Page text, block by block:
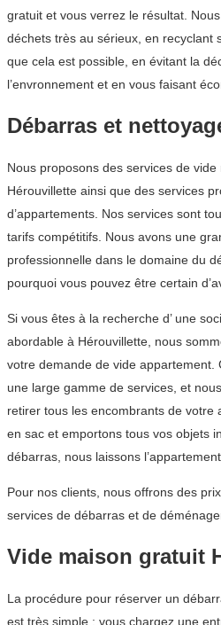
gratuit et vous verrez le résultat.
déchets très au sérieux, en recyclant
que cela est possible, en évitant la
l’envronnement et en vous faisant
Débarras et
Nous proposons des services de
Hérouvillette ainsi que des services
d’appartements. Nos services sont
tarifs compétitifs. Nous avons une
professionnelle dans le domaine du
pourquoi vous pouvez être certain
Si vous êtes à la recherche d’ une
abordable à Hérouvillette, nous
votre demande de vide appartement.
une large gamme de services, et
retirer tous les encombrants de votre
en sac et emportons tous vos objets
débarras, nous laissons
Pour nos clients, nous offrons des
services de débarras et de
Vide maison gratuit
La procédure pour réserver un
est très simple : vous chargez une